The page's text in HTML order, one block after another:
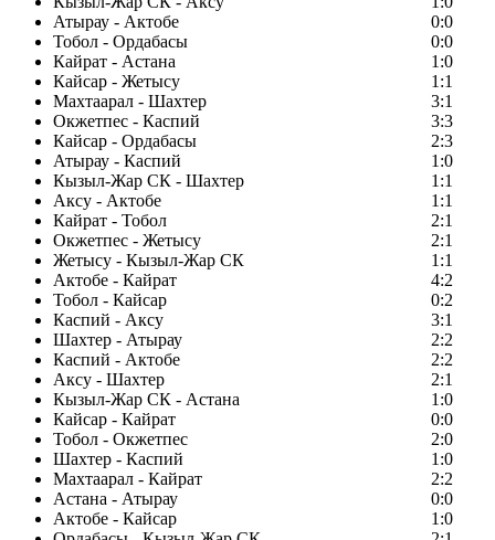
Атырау - Актобе
0:0
Тобол - Ордабасы
0:0
Кайрат - Астана
1:0
Кайсар - Жетысу
1:1
Махтаарал - Шахтер
3:1
Окжетпес - Каспий
3:3
Кайсар - Ордабасы
2:3
Атырау - Каспий
1:0
Кызыл-Жар СК - Шахтер
1:1
Аксу - Актобе
1:1
Кайрат - Тобол
2:1
Окжетпес - Жетысу
2:1
Жетысу - Кызыл-Жар СК
1:1
Актобе - Кайрат
4:2
Тобол - Кайсар
0:2
Каспий - Аксу
3:1
Шахтер - Атырау
2:2
Каспий - Актобе
2:2
Аксу - Шахтер
2:1
Кызыл-Жар СК - Астана
1:0
Кайсар - Кайрат
0:0
Тобол - Окжетпес
2:0
Шахтер - Каспий
1:0
Махтаарал - Кайрат
2:2
Астана - Атырау
0:0
Актобе - Кайсар
1:0